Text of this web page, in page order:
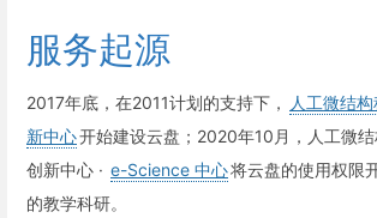
服务起源
2017年底，在2011计划的支持下，
人工微结
新中心开始建设云盘；2020年10月，人工微
创新中心 · e-Science 中心将云盘的使用权限
的教学科研。